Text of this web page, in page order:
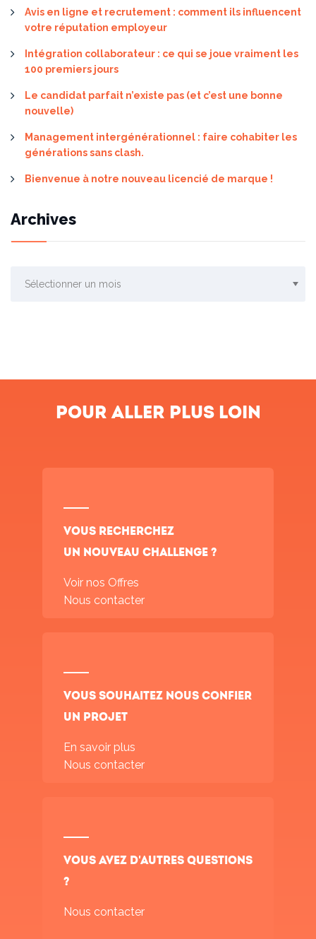
Avis en ligne et recrutement : comment ils influencent
votre réputation employeur
Intégration collaborateur : ce qui se joue vraiment les
100 premiers jours
Le candidat parfait n’existe pas (et c’est une bonne
nouvelle)
Management intergénérationnel : faire cohabiter les
générations sans clash.
Bienvenue à notre nouveau licencié de marque !
Archives
Pour aller plus loin
Vous recherchez
un nouveau challenge ?
Voir nos Offres
Nous contacter
Vous souhaitez nous confier
un projet
En savoir plus
Nous contacter
Vous avez d'autres questions
?
Nous contacter